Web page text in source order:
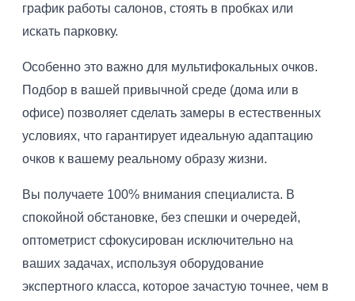
график работы салонов, стоять в пробках или
искать парковку.
Особенно это важно для мультифокальных очков.
Подбор в вашей привычной среде (дома или в
офисе) позволяет сделать замеры в естественных
условиях, что гарантирует идеальную адаптацию
очков к вашему реальному образу жизни.
Вы получаете 100% внимания специалиста. В
спокойной обстановке, без спешки и очередей,
оптометрист сфокусирован исключительно на
ваших задачах, используя оборудование
экспертного класса, которое зачастую точнее, чем в